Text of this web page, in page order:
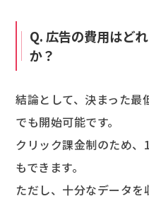
Q. 広告の費用はど
か？
結論として、決まった最
でも開始可能です。
クリック課金制のため
もできます。
ただし、十分なデータ